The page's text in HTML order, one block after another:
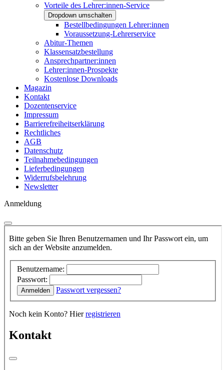
Vorteile des Lehrer:innen-Service
Dropdown umschalten
Bestellbedingungen Lehrer:innen
Voraussetzung-Lehrerservice
Abitur-Themen
Klassensatzbestellung
Ansprechpartner:innen
Lehrer:innen-Prospekte
Kostenlose Downloads
Magazin
Kontakt
Dozentenservice
Impressum
Barrierefreiheitserklärung
Rechtliches
AGB
Datenschutz
Teilnahmebedingungen
Lieferbedingungen
Widerrufsbelehrung
Newsletter
Anmeldung